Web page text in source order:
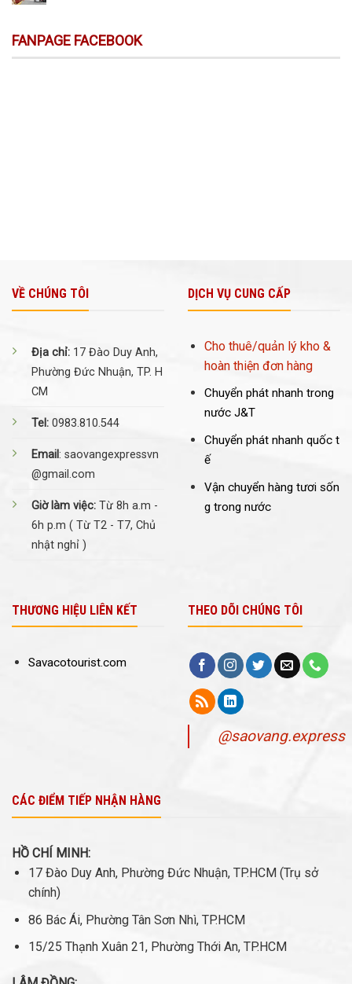
FANPAGE FACEBOOK
VỀ CHÚNG TÔI
Địa chỉ: 17 Đào Duy Anh,
Phường Đức Nhuận, TP. H
CM
Tel: 0983.810.544
Email: saovangexpressvn
@gmail.com
Giờ làm việc: Từ 8h a.m -
6h p.m ( Từ T2 - T7, Chủ
nhật nghỉ )
DỊCH VỤ CUNG CẤP
Cho thuê/quản lý kho &
hoàn thiện đơn hàng
Chuyển phát nhanh trong
nước J&T
Chuyển phát nhanh quốc t
ế
Vận chuyển hàng tươi sốn
g trong nước
THƯƠNG HIỆU LIÊN KẾT
Savacotourist.com
THEO DÕI CHÚNG TÔI
@saovang.express
CÁC ĐIỂM TIẾP NHẬN HÀNG
HỒ CHÍ MINH:
17 Đào Duy Anh, Phường Đức Nhuận, TP.HCM (Trụ sở
chính)
86 Bác Ái, Phường Tân Sơn Nhì, TP.HCM
15/25 Thạnh Xuân 21, Phường Thới An, TP.HCM